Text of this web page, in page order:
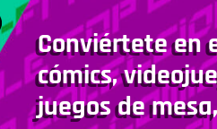
Conviértete en
cómics,
juegos de